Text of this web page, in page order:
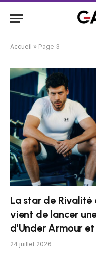
Accueil » Page 3
La star de
vient de lancer
d'Under Armour
24 juillet 2026